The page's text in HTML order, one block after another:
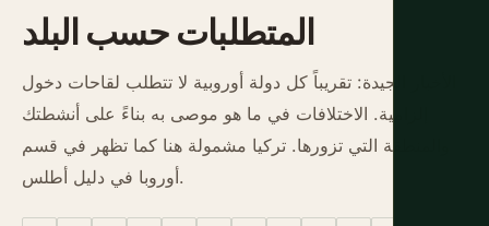
المتطلبات حسب البلد
الأخبار الجيدة: تقريباً كل دولة أوروبية لا تتطلب لقاحات دخول
إلزامية. الاختلافات في ما هو موصى به بناءً على أنشطتك
والمنطقة التي تزورها. تركيا مشمولة هنا كما تظهر في قسم
أوروبا في دليل أطلس.